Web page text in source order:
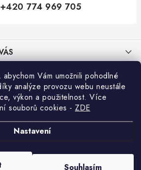
Vám umožnili pohodlné
analýze provozu webu neustále
výkon a použitelnost. Více
souborů cookies - ZDE
Nastavení
Souhlasím
+420 774 969 705
ul.
ul.
ul.
Vyhledávání
HLEDAT
. Všechna práva vyhrazena.